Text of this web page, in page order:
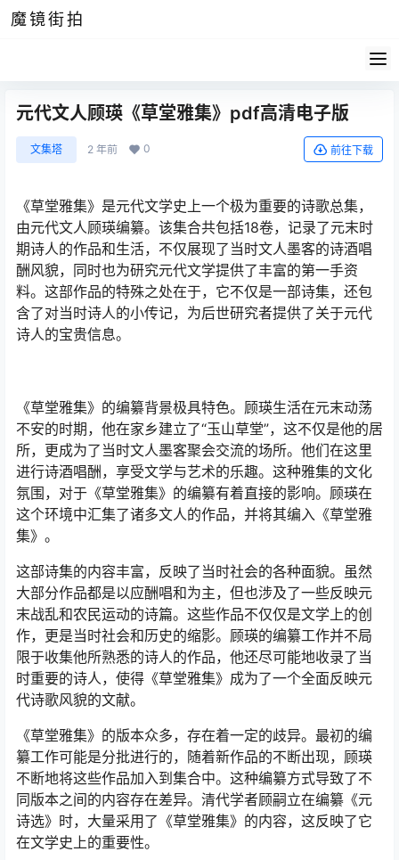
魔镜街拍
元代文人顾瑛《草堂雅集》pdf高清电子版
文集塔 2 年前 0 前往下载
《草堂雅集》是元代文学史上一个极为重要的诗歌总集，
由元代文人顾瑛编纂。该集合共包括18卷，记录了元末时
期诗人的作品和生活，不仅展现了当时文人墨客的诗酒唱
酬风貌，同时也为研究元代文学提供了丰富的第一手资
料。这部作品的特殊之处在于，它不仅是一部诗集，还包
含了对当时诗人的小传记，为后世研究者提供了关于元代
诗人的宝贵信息。
《草堂雅集》的编纂背景极具特色。顾瑛生活在元末动荡
不安的时期，他在家乡建立了“玉山草堂”，这不仅是他的居
所，更成为了当时文人墨客聚会交流的场所。他们在这里
进行诗酒唱酬，享受文学与艺术的乐趣。这种雅集的文化
氛围，对于《草堂雅集》的编纂有着直接的影响。顾瑛在
这个环境中汇集了诸多文人的作品，并将其编入《草堂雅
集》。
这部诗集的内容丰富，反映了当时社会的各种面貌。虽然
大部分作品都是以应酬唱和为主，但也涉及了一些反映元
末战乱和农民运动的诗篇。这些作品不仅仅是文学上的创
作，更是当时社会和历史的缩影。顾瑛的编纂工作并不局
限于收集他所熟悉的诗人的作品，他还尽可能地收录了当
时重要的诗人，使得《草堂雅集》成为了一个全面反映元
代诗歌风貌的文献。
《草堂雅集》的版本众多，存在着一定的歧异。最初的编
纂工作可能是分批进行的，随着新作品的不断出现，顾瑛
不断地将这些作品加入到集合中。这种编纂方式导致了不
同版本之间的内容存在差异。清代学者顾嗣立在编纂《元
诗选》时，大量采用了《草堂雅集》的内容，这反映了它
在文学史上的重要性。